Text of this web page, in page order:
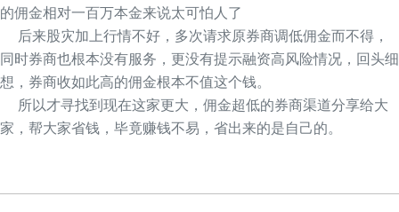
的佣金相对一百万本金来说太可怕人了
后来股灾加上行情不好，多次请求原券商调低佣金而不得，
同时券商也根本没有服务，更没有提示融资高风险情况，回头细
想，券商收如此高的佣金根本不值这个钱。
所以才寻找到现在这家更大，佣金超低的券商渠道分享给大
家，帮大家省钱，毕竟赚钱不易，省出来的是自己的。